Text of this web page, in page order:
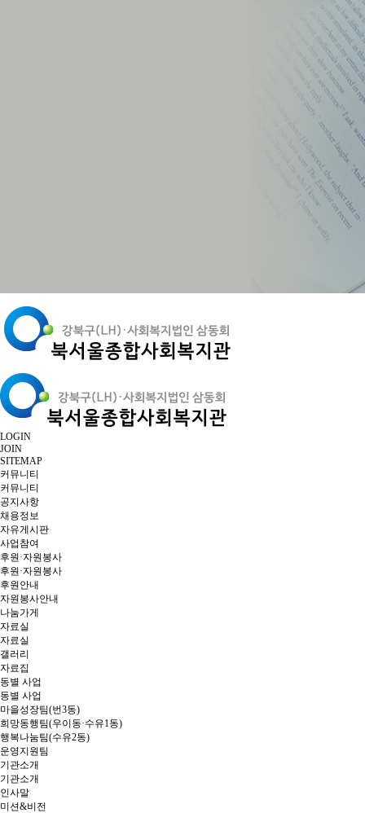
LOGIN
JOIN
SITEMAP
커뮤니티
커뮤니티
공지사항
채용정보
자유게시판
사업참여
후원·자원봉사
후원·자원봉사
후원안내
자원봉사안내
나눔가게
자료실
자료실
갤러리
자료집
동별 사업
동별 사업
마을성장팀(번3동)
희망동행팀(우이동·수유1동)
행복나눔팀(수유2동)
운영지원팀
기관소개
기관소개
인사말
미션&비전